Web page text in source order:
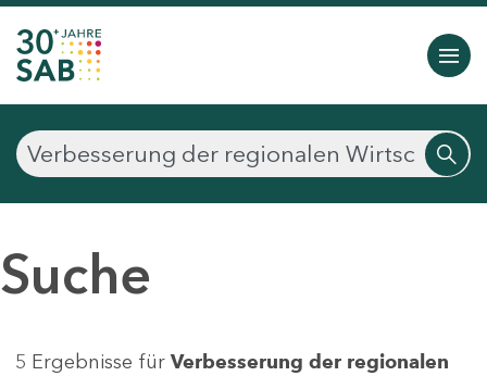
Suche
5 Ergebnisse für Verbesserung der regionalen